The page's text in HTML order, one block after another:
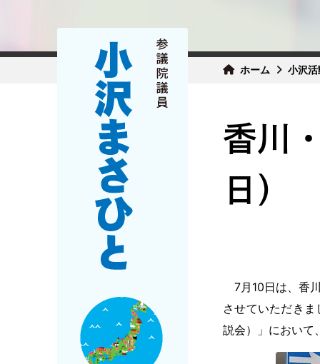
ホーム 小沢
香川
日）
7月10日は、香
させていただき
説会）」において